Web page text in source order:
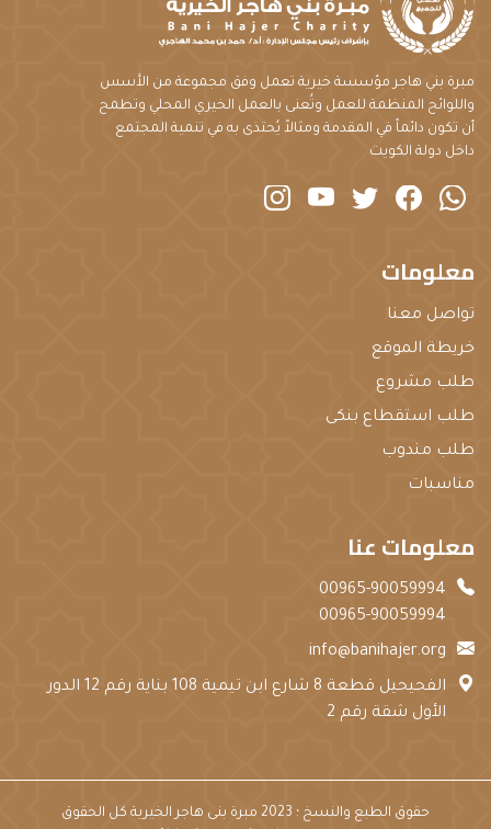
مبرة بني هاجر مؤسسة خيرية تعمل وفق مجموعة من الأسس
واللوائح المنظمة للعمل وتُعنى بالعمل الخيري المحلي وتطمح
أن تكون دائماً في المقدمة ومثالاً يُحتذى به في تنمية المجتمع
داخل دولة الكويت
Whatsapp
Facebook
twitter
youtube
instagram
معلومات
تواصل معنا
خريطة الموقع
طلب مشروع
طلب استقطاع بنكى
طلب مندوب
مناسبات
معلومات عنا
00965-90059994
00965-90059994
info@banihajer.org
الفحيحيل قطعة 8 شارع ابن تيمية 108 بناية رقم 12 الدور
الأول شقة رقم 2
حقوق الطبع والنسخ ؛ 2023 مبرة بنى هاجر الخيرية كل الحقوق